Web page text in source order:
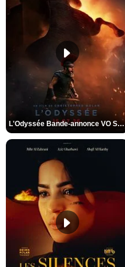
L'Odyssée Bande-annonce VO STFR